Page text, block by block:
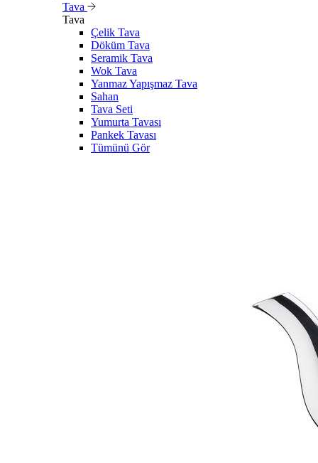
Tava
Tava
Çelik Tava
Döküm Tava
Seramik Tava
Wok Tava
Yanmaz Yapışmaz Tava
Sahan
Tava Seti
Yumurta Tavası
Pankek Tavası
Tümünü Gör